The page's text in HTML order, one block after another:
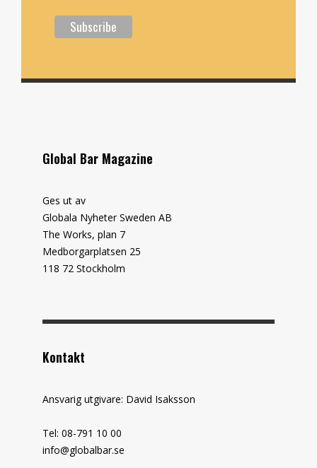
Global Bar Magazine
Ges ut av
Globala Nyheter Sweden AB
The Works, plan 7
Medborgarplatsen 25
118 72 Stockholm
Kontakt
Ansvarig utgivare: David Isaksson
Tel: 08-791 10 00
info@globalbar.se